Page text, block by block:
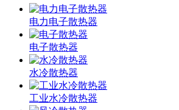
电力电子散热器
电子散热器
水冷散热器
工业水冷散热器